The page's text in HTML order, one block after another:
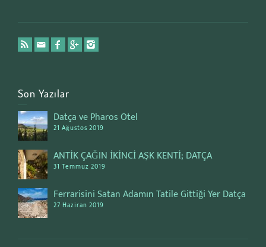
Son Yazılar
Datça ve Pharos Otel
21 Ağustos 2019
ANTİK ÇAĞIN İKİNCİ AŞK KENTİ; DATÇA
31 Temmuz 2019
Ferrarisini Satan Adamın Tatile Gittiği Yer Datça
27 Haziran 2019